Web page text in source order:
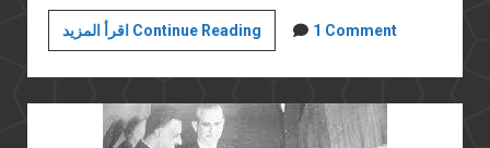
اقرأ المزيد Continue Readingهزيمة
يونيو
المستمرة..
سلسلة
1 Comment